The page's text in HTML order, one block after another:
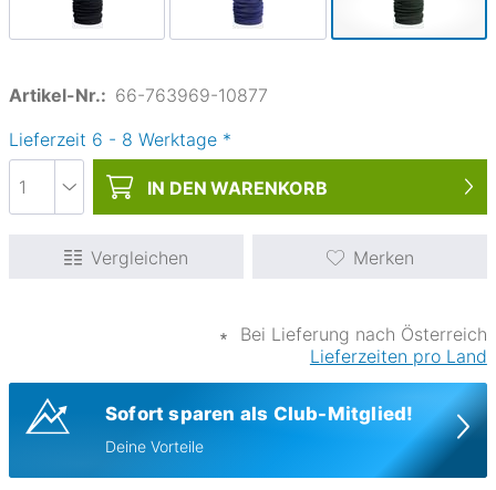
Artikel-Nr.: 66-763969-10877
Lieferzeit 6 - 8 Werktage *
IN DEN WARENKORB
Vergleichen Merken
∗
Bei Lieferung nach Österreich
Lieferzeiten pro Land
Sofort sparen als Club-Mitglied!
Deine Vorteile